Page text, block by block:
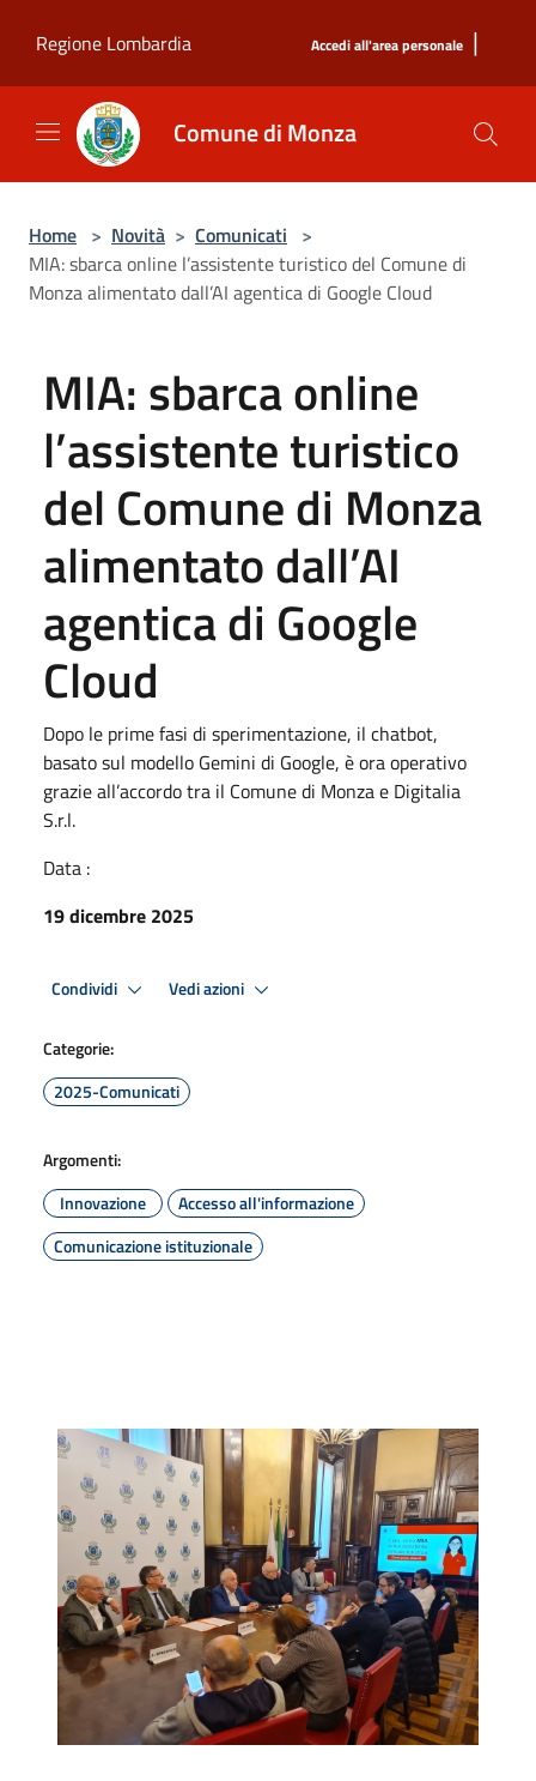
Regione Lombardia
Accedi all'area personale |
Comune di Monza
Home > Novità > Comunicati >
MIA: sbarca online l’assistente turistico del Comune di
Monza alimentato dall’AI agentica di Google Cloud
MIA: sbarca online
l’assistente turistico
del Comune di Monza
alimentato dall’AI
agentica di Google
Cloud
Dopo le prime fasi di sperimentazione, il chatbot,
basato sul modello Gemini di Google, è ora operativo
grazie all’accordo tra il Comune di Monza e Digitalia
S.r.l.
Data :
19 dicembre 2025
Condividi Vedi azioni
Categorie:
2025-Comunicati
Argomenti:
Innovazione
Accesso all'informazione
Comunicazione istituzionale